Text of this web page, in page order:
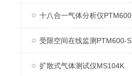
十八合一气体分析仪PTM600
受限空间在线监测PTM600-S
扩散式气体测试仪MS104K